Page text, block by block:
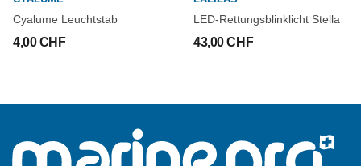
Cyalume Leuchtstab
4,00 CHF
LED-Rettungsblinklicht Stella
43,00 CHF